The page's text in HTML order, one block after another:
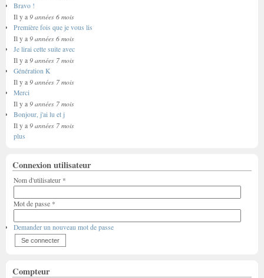
Bravo !
Il y a 9 années 6 mois
Première fois que je vous lis
Il y a 9 années 6 mois
Je lirai cette suite avec
Il y a 9 années 7 mois
Génération K
Il y a 9 années 7 mois
Merci
Il y a 9 années 7 mois
Bonjour, j'ai lu et j
Il y a 9 années 7 mois
plus
Connexion utilisateur
Nom d'utilisateur *
Mot de passe *
Demander un nouveau mot de passe
Compteur